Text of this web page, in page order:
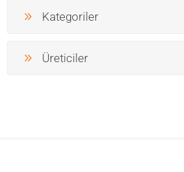
Kategoriler
Üreticiler